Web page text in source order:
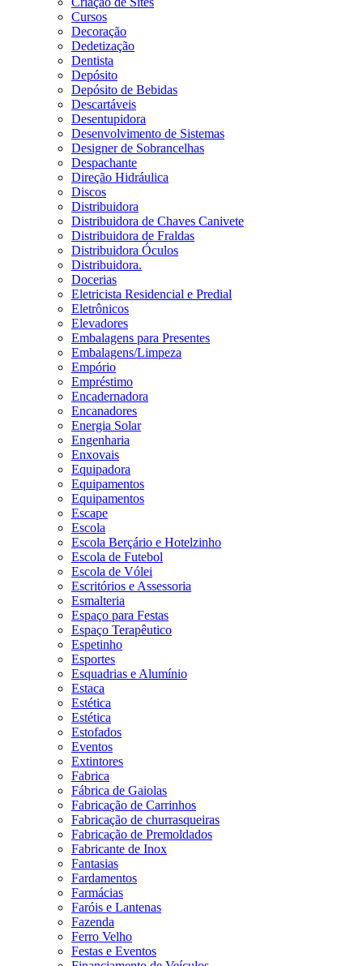
Cursos
Decoração
Dedetização
Dentista
Depósito
Depósito de Bebidas
Descartáveis
Desentupidora
Desenvolvimento de Sistemas
Designer de Sobrancelhas
Despachante
Direção Hidráulica
Discos
Distribuidora
Distribuidora de Chaves Canivete
Distribuidora de Fraldas
Distribuidora Óculos
Distribuidora.
Docerias
Eletricista Residencial e Predial
Eletrônicos
Elevadores
Embalagens para Presentes
Embalagens/Limpeza
Empório
Empréstimo
Encadernadora
Encanadores
Energia Solar
Engenharia
Enxovais
Equipadora
Equipamentos
Equipamentos
Escape
Escola
Escola Berçário e Hotelzinho
Escola de Futebol
Escola de Vólei
Escritórios e Assessoria
Esmalteria
Espaço para Festas
Espaço Terapêutico
Espetinho
Esportes
Esquadrias e Alumínio
Estaca
Estética
Estética
Estofados
Eventos
Extintores
Fabrica
Fábrica de Gaiolas
Fabricação de Carrinhos
Fabricação de churrasqueiras
Fabricação de Premoldados
Fabricante de Inox
Fantasias
Fardamentos
Farmácias
Faróis e Lantenas
Fazenda
Ferro Velho
Festas e Eventos